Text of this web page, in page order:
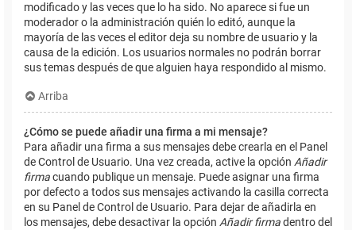
modificado y las veces que lo ha sido. No aparece si fue un
moderador o la administración quién lo editó, aunque la
mayoría de las veces el editor deja su nombre de usuario y la
causa de la edición. Los usuarios normales no podrán borrar
sus temas después de que alguien haya respondido al mismo.
Arriba
¿Cómo se puede añadir una firma a mi mensaje?
Para añadir una firma a sus mensajes debe crearla en el Panel
de Control de Usuario. Una vez creada, active la opción Añadir
firmacuando publique un mensaje. Puede asignar una firma
por defecto a todos sus mensajes activando la casilla correcta
en su Panel de Control de Usuario. Para dejar de añadirla en
los mensajes, debe desactivar la opción Añadir firmadentro del